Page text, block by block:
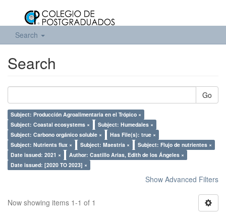
Search
Search
Go
Subject: Producción Agroalimentaria en el Trópico ×
Subject: Coastal ecosystems ×
Subject: Humedales ×
Subject: Carbono orgánico soluble ×
Has File(s): true ×
Subject: Nutrients flux ×
Subject: Maestría ×
Subject: Flujo de nutrientes ×
Date issued: 2021 ×
Author: Castillo Arias, Edith de los Ángeles ×
Date issued: [2020 TO 2023] ×
Show Advanced Filters
Now showing items 1-1 of 1